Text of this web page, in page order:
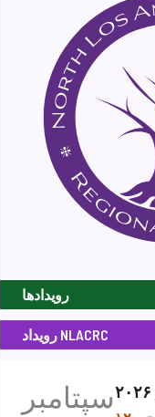
رویدادها
رویداد NLACRC
سپتامبر